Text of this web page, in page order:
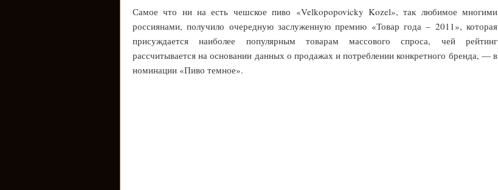
Самое что ни на есть чешское пиво «Velkopopovicky Kozel», так любимое многими
россиянами, получило очередную заслуженную премию «Товар года – 2011», которая
присуждается наиболее популярным товарам массового спроса, чей рейтинг
рассчитывается на основании данных о продажах и потреблении конкретного бренда, — в
номинации «Пиво темное».